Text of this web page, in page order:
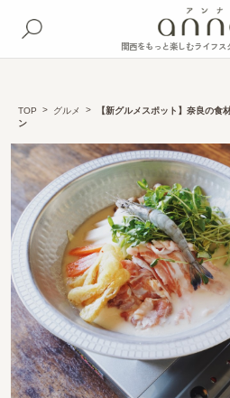
関西をもっと楽しむライフス
TOP グルメ
【新グルメスポット】奈良の食
ン